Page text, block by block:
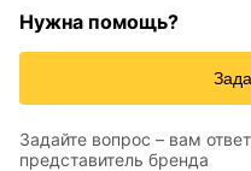
Нужна помощь?
Задайте вопрос – вам
представитель бренда